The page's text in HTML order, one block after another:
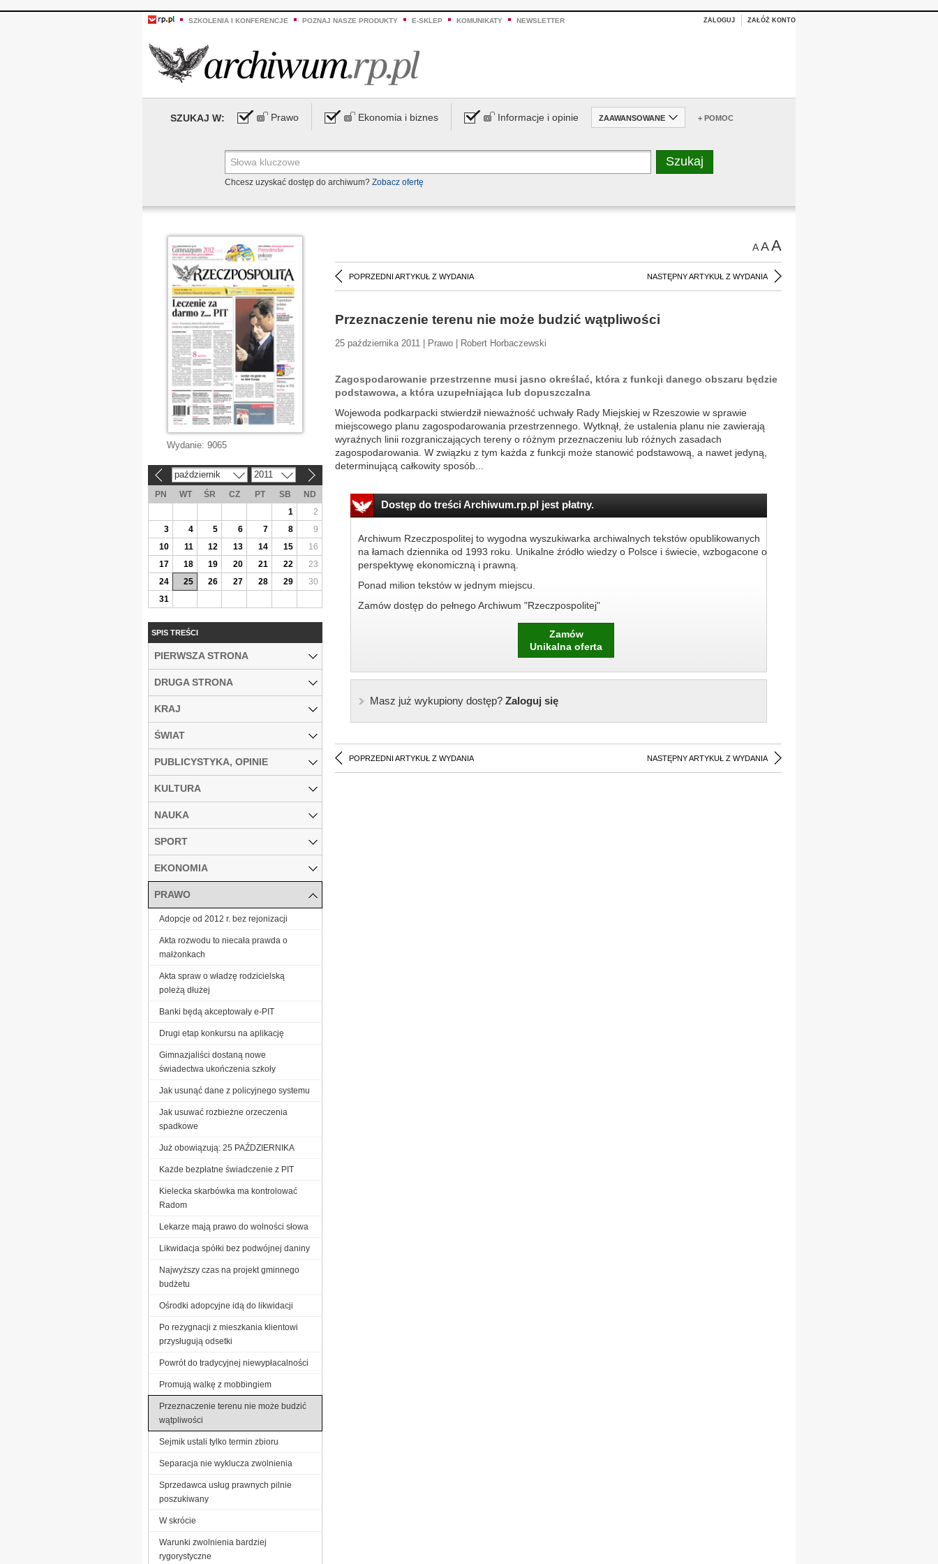
SZKOLENIA I KONFERENCJE POZNAJ NASZE PRODUKTY E-SKLEP KOMUNIKATY NEWSLETTER ZALOGUJ ZAŁÓŻ KONTO
SZUKAJ W: Prawo Ekonomia i biznes Informacje i opinie ZAAWANSOWANE + POMOC
Chcesz uzyskać dostęp do archiwum? Zobacz ofertę
AAA
POPRZEDNI ARTYKUŁ Z WYDANIA NASTĘPNY ARTYKUŁ Z WYDANIA
Przeznaczenie terenu nie może budzić wątpliwości
25 października 2011 | Prawo | Robert Horbaczewski
Zagospodarowanie przestrzenne musi jasno określać, która z funkcji danego obszaru będzie
podstawowa, a która uzupełniająca lub dopuszczalna
Wojewoda podkarpacki stwierdził nieważność uchwały Rady Miejskiej w Rzeszowie w sprawie
miejscowego planu zagospodarowania przestrzennego. Wytknął, że ustalenia planu nie zawierają
wyraźnych linii rozgraniczających tereny o różnym przeznaczeniu lub różnych zasadach
zagospodarowania. W związku z tym każda z funkcji może stanowić podstawową, a nawet jedyną,
determinującą całkowity sposób...
Dostęp do treści Archiwum.rp.pl jest płatny.
Archiwum Rzeczpospolitej to wygodna wyszukiwarka archiwalnych tekstów opublikowanych
na łamach dziennika od 1993 roku. Unikalne źródło wiedzy o Polsce i świecie, wzbogacone o
perspektywę ekonomiczną i prawną.
Ponad milion tekstów w jednym miejscu.
Zamów dostęp do pełnego Archiwum "Rzeczpospolitej"
Zamów
Unikalna oferta
Masz już wykupiony dostęp?Zaloguj się
POPRZEDNI ARTYKUŁ Z WYDANIA NASTĘPNY ARTYKUŁ Z WYDANIA
Wydanie: 9065
październik 2011
PN WT ŚR CZ PT SB
ND
1
2
3
4 5 6 7 8
9
10
11 12 13 14 15
16
17
18 19 20 21 22
23
24
25 26 27 28 29
30
31
SPIS TREŚCI
PIERWSZA STRONA
DRUGA STRONA
KRAJ
ŚWIAT
PUBLICYSTYKA, OPINIE
KULTURA
NAUKA
SPORT
EKONOMIA
PRAWO
Adopcje od 2012 r. bez rejonizacji
Akta rozwodu to niecała prawda o
małżonkach
Akta spraw o władzę rodzicielską
poleżą dłużej
Banki będą akceptowały e-PIT
Drugi etap konkursu na aplikację
Gimnazjaliści dostaną nowe
świadectwa ukończenia szkoły
Jak usunąć dane z policyjnego systemu
Jak usuwać rozbieżne orzeczenia
spadkowe
Już obowiązują: 25 PAŹDZIERNIKA
Każde bezpłatne świadczenie z PIT
Kielecka skarbówka ma kontrolować
Radom
Lekarze mają prawo do wolności słowa
Likwidacja spółki bez podwójnej daniny
Najwyższy czas na projekt gminnego
budżetu
Ośrodki adopcyjne idą do likwidacji
Po rezygnacji z mieszkania klientowi
przysługują odsetki
Powrót do tradycyjnej niewypłacalności
Promują walkę z mobbingiem
Przeznaczenie terenu nie może budzić
wątpliwości
Sejmik ustali tylko termin zbioru
Separacja nie wyklucza zwolnienia
Sprzedawca usług prawnych pilnie
poszukiwany
W skrócie
Warunki zwolnienia bardziej
rygorystyczne